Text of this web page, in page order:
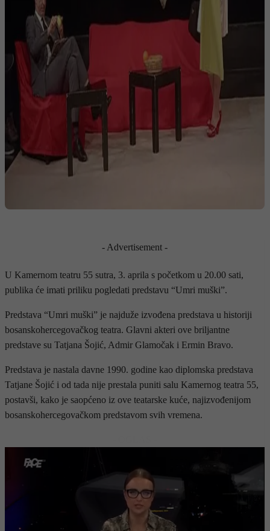
- Advertisement -
U Kamernom teatru 55 sutra, 3. aprila s početkom u 20.00 sati,
publika će imati priliku pogledati predstavu “Umri muški”.
Predstava “Umri muški” je najduže izvođena predstava u historiji
bosanskohercegovačkog teatra. Glavni akteri ove briljantne
predstave su Tatjana Šojić, Admir Glamočak i Ermin Bravo.
Predstava je nastala davne 1990. godine kao diplomska predstava
Tatjane Šojić i od tada nije prestala puniti salu Kamernog teatra 55,
postavši, kako je saopćeno iz ove teatarske kuće, najizvođenijom
bosanskohercegovačkom predstavom svih vremena.